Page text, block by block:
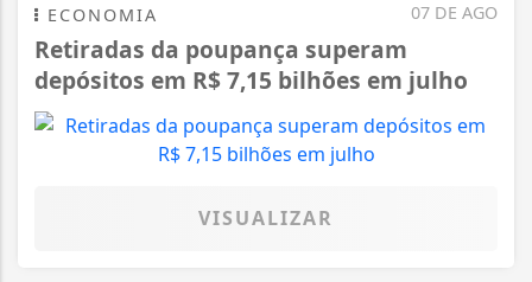
07 DE AGO
ECONOMIA
Retiradas da poupança superam
depósitos em R$ 7,15 bilhões em julho
VISUALIZAR